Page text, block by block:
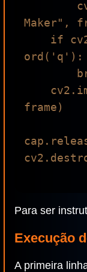
Maker",
ord('q'):
frame)
Para ser
Execução
A primeira